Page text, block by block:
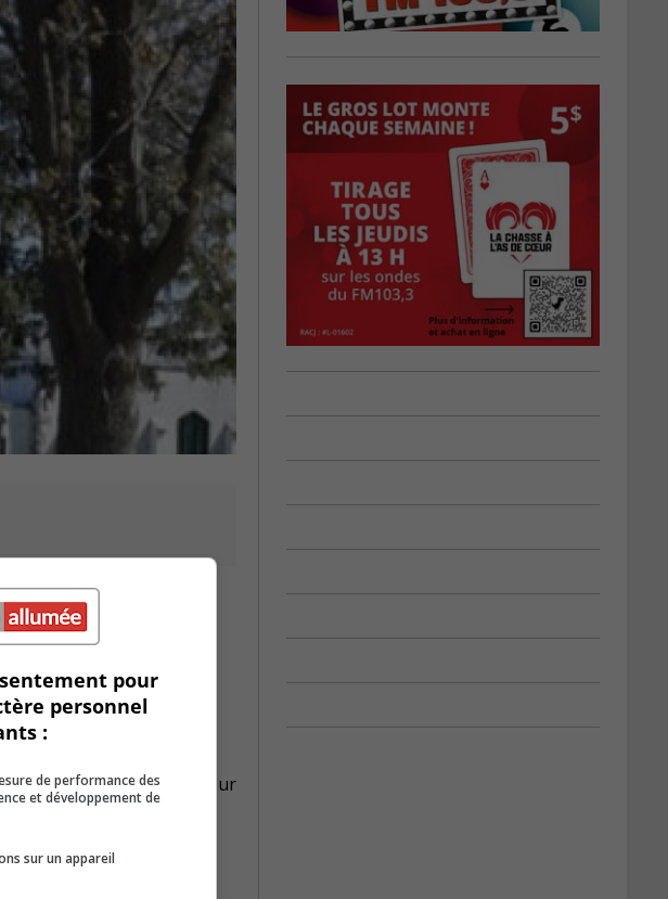
de 2 M$ soit allouée à
à Montréal.
les crédits requis pour
pour
personnel
:
de performance des
et développement de
sur un appareil